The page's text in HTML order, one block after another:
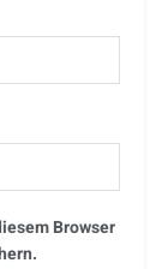
Browser